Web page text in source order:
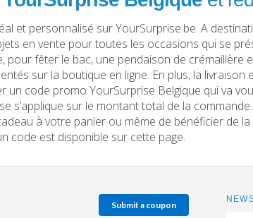
et personnalisé sur YourSurprise.be. A
en vente pour toutes les occasions qui se
pour fêter le bac, une pendaison de crémaillère
sur la boutique en ligne. En plus, la livraison
un code promo YourSurprise Belgique qui va
s’applique sur le montant total de la
à votre panier ou même de bénéficier de
code est disponible sur cette page.
Submit a coupon